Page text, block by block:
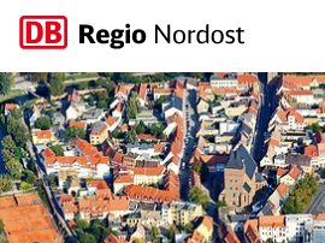
Für Zeitreisende